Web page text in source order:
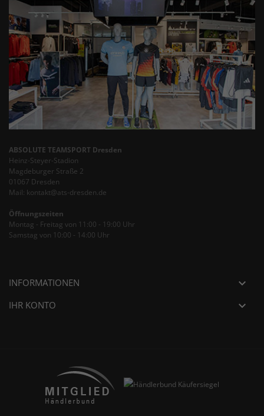
ABSOLUTE TEAMSPORT Dresden
Heinz-Steyer-Stadion
Magdeburger Straße 2
01067 Dresden
Mail: kontakt@ats-dresden.de
Öffnungszeiten
Montag - Freitag von 11:00 - 19:00 Uhr
Samstag von 10:00 - 14:00 Uhr
INFORMATIONEN 
IHR KONTO 